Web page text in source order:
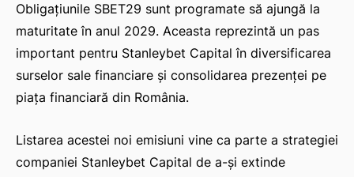
Obligațiunile SBET29 sunt programate să ajungă la
maturitate în anul 2029. Aceasta reprezintă un pas
important pentru Stanleybet Capital în diversificarea
surselor sale financiare și consolidarea prezenței pe
piața financiară din România.
Listarea acestei noi emisiuni vine ca parte a strategiei
companiei Stanleybet Capital de a-și extinde